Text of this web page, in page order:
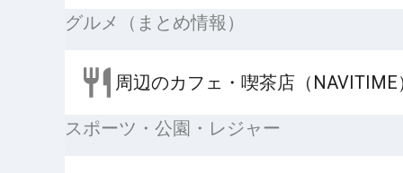
グルメ（まとめ情報）
周辺のカフェ・喫茶店（NAVITIME
スポーツ・公園・レジャー